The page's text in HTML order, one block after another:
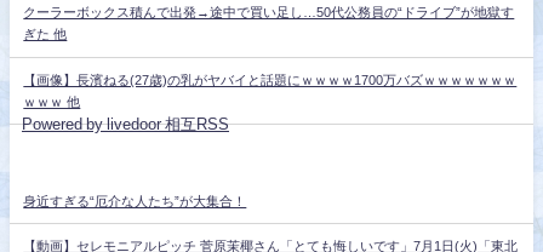
クーラーボックス積んで出発→途中で買い足し…50代公務員の“ドライブ”が地獄す
ぎた 他
【画像】長濱ねる(27歳)の乳がヤバイと話題にｗｗｗｗ1700万バズｗｗｗｗｗｗｗ
ｗｗｗ 他
Powered by livedoor 相互RSS
身近すぎる“厄介な人たち”が大集合！
【動画】セレモニアルピッチ 菅原茉椰さん「とても悔しいです」7月1日(火)「東北